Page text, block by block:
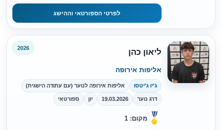
לפרטי הספורטאי וההישג
ליאון כהן 2026
אליפות אירופה
ג'יו ג'יטסו אליפות אירופה לנוער (עם עתודה הישגית)
דרג נוער 19.03.2026 יון ספורטאי
מקום: 1